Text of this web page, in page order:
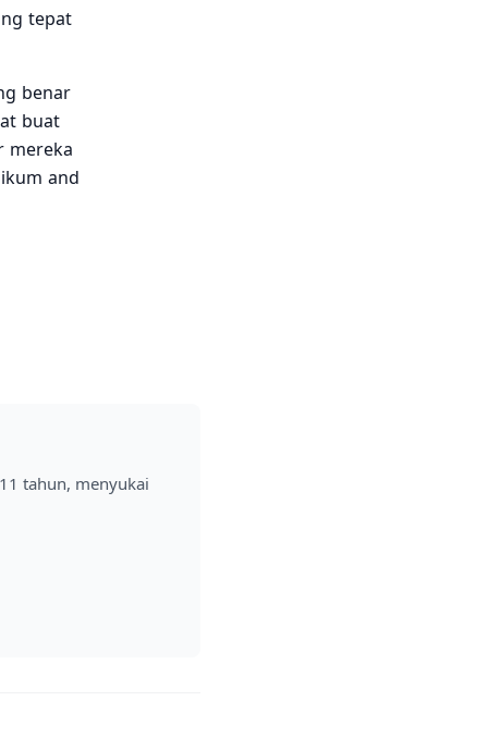
tepat
benar
buat
mereka
and
tahun, menyukai